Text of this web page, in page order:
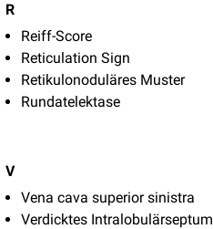
R
Reiff-Score
Reticulation Sign
Retikulonoduläres Muster
Rundatelektase
V
Vena cava superior sinistra
Verdicktes Intralobulärseptum